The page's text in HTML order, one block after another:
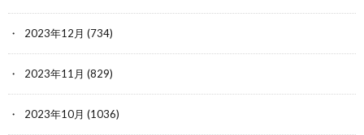
2023年12月 (734)
2023年11月 (829)
2023年10月 (1036)